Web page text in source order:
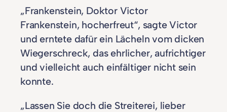
„Frankenstein, Doktor Victor
Frankenstein, hocherfreut“, sagte Victor
und erntete dafür ein Lächeln vom dicken
Wiegerschreck, das ehrlicher, aufrichtiger
und vielleicht auch einfältiger nicht sein
konnte.
„Lassen Sie doch die Streiterei, lieber